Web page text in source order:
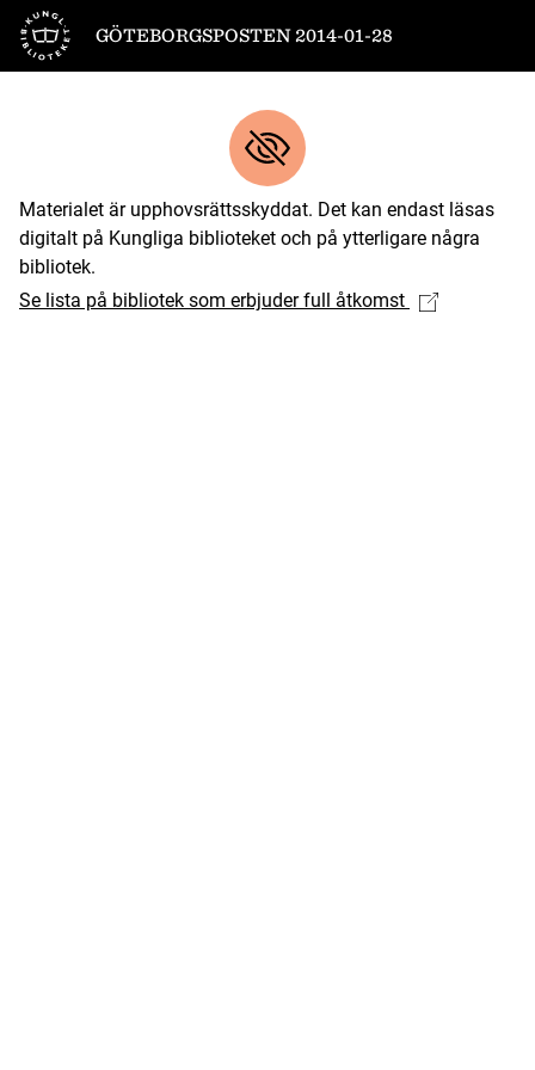
Till startsidan
GÖTEBORGSPOSTEN 2014-01-28
Materialet är upphovsrättsskyddat. Det kan endast läsas
digitalt på Kungliga biblioteket och på ytterligare några
bibliotek.
Se lista på bibliotek som erbjuder full åtkomst